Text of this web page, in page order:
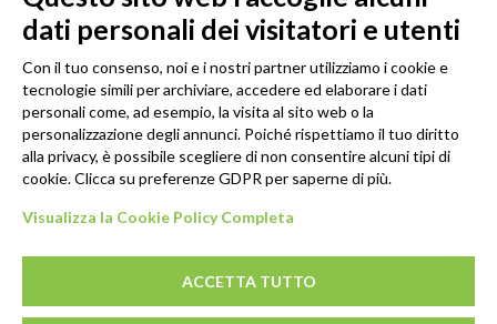
Iscrivi alla Newsletter
SEGUICI
dati personali dei visitatori e utenti
Con il tuo consenso, noi e i nostri partner utilizziamo i cookie e
tecnologie simili per archiviare, accedere ed elaborare i dati
personali come, ad esempio, la visita al sito web o la
personalizzazione degli annunci. Poiché rispettiamo il tuo diritto
alla privacy, è possibile scegliere di non consentire alcuni tipi di
cookie. Clicca su preferenze GDPR per saperne di più.
Visualizza la Cookie Policy Completa
ACCETTA TUTTO